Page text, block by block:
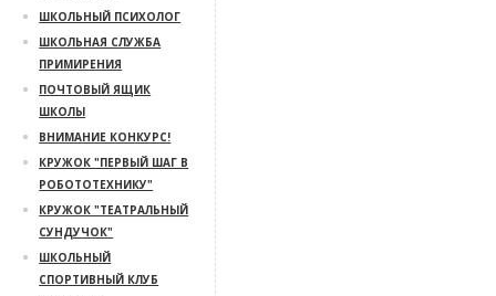
ШКОЛЬНЫЙ ПСИХОЛОГ
ШКОЛЬНАЯ СЛУЖБА
ПРИМИРЕНИЯ
ПОЧТОВЫЙ ЯЩИК
ШКОЛЫ
ВНИМАНИЕ КОНКУРС!
КРУЖОК "ПЕРВЫЙ ШАГ В
РОБОТОТЕХНИКУ"
КРУЖОК "ТЕАТРАЛЬНЫЙ
СУНДУЧОК"
ШКОЛЬНЫЙ
СПОРТИВНЫЙ КЛУБ